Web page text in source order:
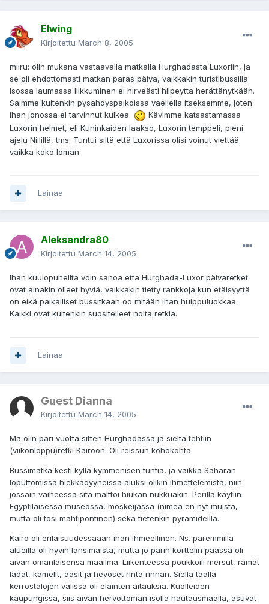
Elwing
Kirjoitettu March 8, 2005
miiru: olin mukana vastaavalla matkalla Hurghadasta Luxoriin, ja
se oli ehdottomasti matkan paras päivä, vaikkakin turistibussilla
isossa laumassa liikkuminen ei hirveästi hilpeyttä herättänytkään.
Saimme kuitenkin pysähdyspaikoissa vaellella itseksemme, joten
ihan jonossa ei tarvinnut kulkea
Kävimme katsastamassa
Luxorin helmet, eli Kuninkaiden laakso, Luxorin temppeli, pieni
ajelu Niilillä, tms. Tuntui siltä että Luxorissa olisi voinut viettää
vaikka koko loman.
Lainaa
Aleksandra80
Kirjoitettu March 14, 2005
Ihan kuulopuheilta voin sanoa että Hurghada-Luxor päiväretket
ovat ainakin olleet hyviä, vaikkakin tietty rankkoja kun etäisyyttä
on eikä paikalliset bussitkaan oo mitään ihan huippuluokkaa.
Kaikki ovat kuitenkin suositelleet noita retkiä.
Lainaa
Guest Dianna
Kirjoitettu March 14, 2005
Mä olin pari vuotta sitten Hurghadassa ja sieltä tehtiin
(viikonloppu)retki Kairoon. Oli reissun kohokohta.
Bussimatka kesti kyllä kymmenisen tuntia, ja vaikka Saharan
loputtomissa hiekkadyyneissä aluksi olikin ihmettelemistä, niin
jossain vaiheessa sitä malttoi hiukan nukkuakin. Perillä käytiin
Egyptiläisessä museossa, moskeijassa (nimeä en nyt muista,
mutta oli tosi mahtipontinen) sekä tietenkin pyramideilla.
Kairo oli erilaisuudessaaan ihan ihmeellinen. Ns. paremmilla
alueilla oli hyvin länsimaista, mutta jo parin korttelin päässä oli
aivan omanlaisensa maailma. Liikenteessä poukkoili mersut, rämät
ladat, kamelit, aasit ja hevoset rinta rinnan. Siellä täällä
kerrostalojen välissä oli eläinten aitauksia. Kuolleiden
kaupungissa, siis aivan hervottoman isolla hautausmaalla, asuvat